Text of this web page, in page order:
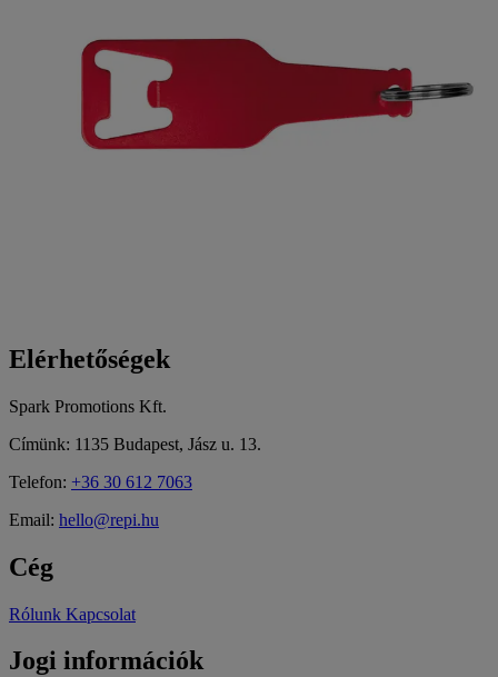
Elérhetőségek
Spark Promotions Kft.
Címünk: 1135 Budapest, Jász u. 13.
Telefon: +36 30 612 7063
Email: hello@repi.hu
Cég
Rólunk Kapcsolat
Jogi információk